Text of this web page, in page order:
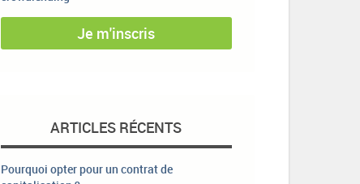
Je m'inscris
ARTICLES RÉCENTS
Pourquoi opter pour un contrat de